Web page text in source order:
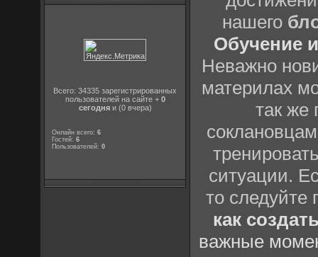
Всего: 34335 зарегистрированных
пользователей на сайте + 0
сегодняи (0 вчера)
Онлайн всего:6
Гостей:6
Пользователей:0
нашего
Обучение
Неважно
материлах
так же
ситуации.
то
как
важные